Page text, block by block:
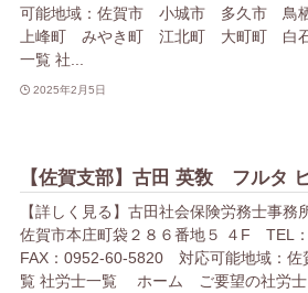
可能地域：佐賀市 小城市 多久市
上峰町 みやき町 江北町 大町町 白
一覧 社...
2025年2月5日
【佐賀支部】古田 英敎 フルタ
【詳しく見る】古田社会保険労務士事
佐賀市本庄町袋２８６番地５ ４F TEL
FAX：0952-60-5820 対応可能地域：佐
覧 社労士一覧 ホーム ご要望の社労士